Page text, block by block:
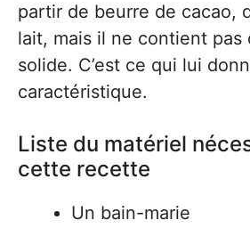
partir de beurre de cacao,
lait, mais il ne contient pas
solide. C’est ce qui lui
caractéristique.
Liste du matériel
cette recette
Un bain-marie